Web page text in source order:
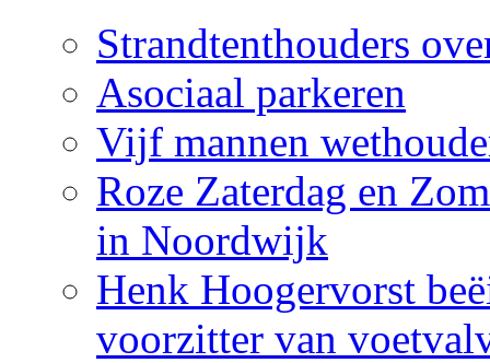
Strandtenthouders
Asociaal parkeren
Vijf mannen
Roze Zaterdag en
in Noordwijk
Henk Hoogervorst
voorzitter van